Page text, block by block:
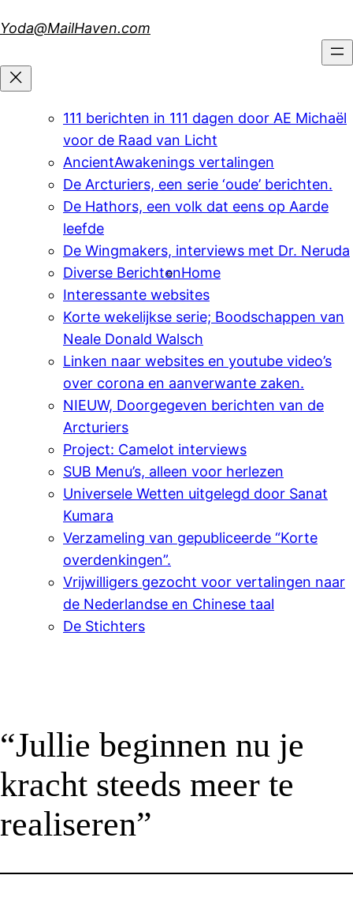
to
Yoda@MailHaven.com
111 berichten in 111 dagen door AE Michaël
voor de Raad van Licht
AncientAwakenings vertalingen
De Arcturiers, een serie ‘oude’ berichten.
De Hathors, een volk dat eens op Aarde
leefde
De Wingmakers, interviews met Dr. Neruda
Diverse BerichtenHome
Interessante websites
Korte wekelijkse serie; Boodschappen van
Neale Donald Walsch
Linken naar websites en youtube video’s
over corona en aanverwante zaken.
NIEUW, Doorgegeven berichten van de
Arcturiers
Project: Camelot interviews
SUB Menu’s, alleen voor herlezen
Universele Wetten uitgelegd door Sanat
Kumara
Verzameling van gepubliceerde “Korte
overdenkingen”.
Vrijwilligers gezocht voor vertalingen naar
de Nederlandse en Chinese taal
De Stichters
“Jullie beginnen nu je
kracht steeds meer te
realiseren”